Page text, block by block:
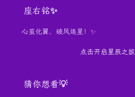
座右铭✨
心茧化翼，破风追星！✨
点击开启星辰之旅
猜你想看💡